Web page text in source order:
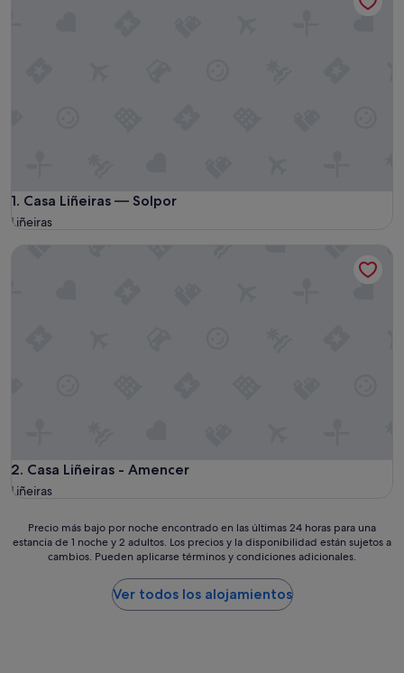
1. Casa Liñeiras — Solpor
Casa Liñeiras — Solpor
Liñeiras
2. Casa Liñeiras - Amencer
Casa Liñeiras - Amencer
Liñeiras
Precio
más
Precio más bajo por noche encontrado en las últimas 24 horas para una
estancia de 1 noche y 2 adultos. Los precios y la disponibilidad están sujetos a
cambios. Pueden aplicarse términos y condiciones adicionales.
Ver todos los alojamientos